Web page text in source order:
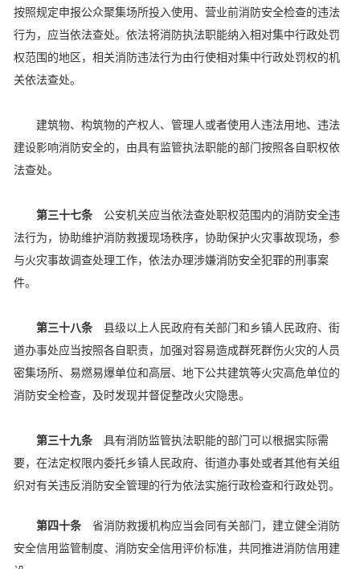
按照规定申报公众聚集场所投入使用、营业前消防安全检查的违法
行为，应当依法查处。依法将消防执法职能纳入相对集中行政处罚
权范围的地区，相关消防违法行为由行使相对集中行政处罚权的机
关依法查处。
建筑物、构筑物的产权人、管理人或者使用人违法用地、违法
建设影响消防安全的，由具有监管执法职能的部门按照各自职权依
法查处。
第三十七条 公安机关应当依法查处职权范围内的消防安全违
法行为，协助维护消防救援现场秩序，协助保护火灾事故现场，参
与火灾事故调查处理工作，依法办理涉嫌消防安全犯罪的刑事案
件。
第三十八条 县级以上人民政府有关部门和乡镇人民政府、街
道办事处应当按照各自职责，加强对容易造成群死群伤火灾的人员
密集场所、易燃易爆单位和高层、地下公共建筑等火灾高危单位的
消防安全检查，及时发现并督促整改火灾隐患。
第三十九条 具有消防监管执法职能的部门可以根据实际需
要，在法定权限内委托乡镇人民政府、街道办事处或者其他有关组
织对有关违反消防安全管理的行为依法实施行政检查和行政处罚。
第四十条 省消防救援机构应当会同有关部门，建立健全消防
安全信用监管制度、消防安全信用评价标准，共同推进消防信用建